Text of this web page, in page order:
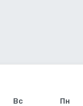
Вс Пн